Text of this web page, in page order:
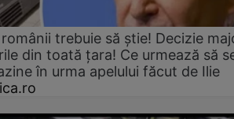
trebuie să știe! Decizie
din toată țara! Ce urmează să
în urma apelului făcut de Ilie